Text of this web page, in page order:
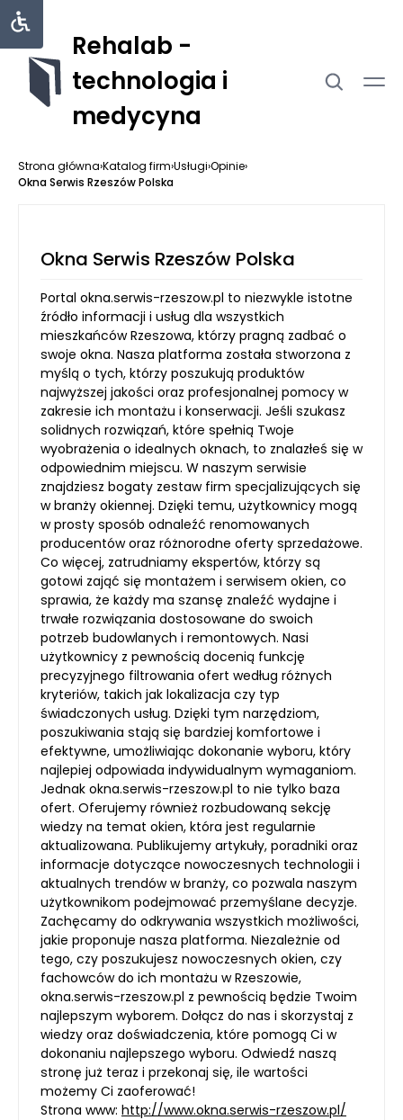
Rehalab -
technologia i
medycyna
Strona główna›Katalog firm›Usługi›Opinie›
Okna Serwis Rzeszów Polska
Okna Serwis Rzeszów Polska
Portal okna.serwis-rzeszow.pl to niezwykle istotne
źródło informacji i usług dla wszystkich
mieszkańców Rzeszowa, którzy pragną zadbać o
swoje okna. Nasza platforma została stworzona z
myślą o tych, którzy poszukują produktów
najwyższej jakości oraz profesjonalnej pomocy w
zakresie ich montażu i konserwacji. Jeśli szukasz
solidnych rozwiązań, które spełnią Twoje
wyobrażenia o idealnych oknach, to znalazłeś się w
odpowiednim miejscu. W naszym serwisie
znajdziesz bogaty zestaw firm specjalizujących się
w branży okiennej. Dzięki temu, użytkownicy mogą
w prosty sposób odnaleźć renomowanych
producentów oraz różnorodne oferty sprzedażowe.
Co więcej, zatrudniamy ekspertów, którzy są
gotowi zająć się montażem i serwisem okien, co
sprawia, że każdy ma szansę znaleźć wydajne i
trwałe rozwiązania dostosowane do swoich
potrzeb budowlanych i remontowych. Nasi
użytkownicy z pewnością docenią funkcję
precyzyjnego filtrowania ofert według różnych
kryteriów, takich jak lokalizacja czy typ
świadczonych usług. Dzięki tym narzędziom,
poszukiwania stają się bardziej komfortowe i
efektywne, umożliwiając dokonanie wyboru, który
najlepiej odpowiada indywidualnym wymaganiom.
Jednak okna.serwis-rzeszow.pl to nie tylko baza
ofert. Oferujemy również rozbudowaną sekcję
wiedzy na temat okien, która jest regularnie
aktualizowana. Publikujemy artykuły, poradniki oraz
informacje dotyczące nowoczesnych technologii i
aktualnych trendów w branży, co pozwala naszym
użytkownikom podejmować przemyślane decyzje.
Zachęcamy do odkrywania wszystkich możliwości,
jakie proponuje nasza platforma. Niezależnie od
tego, czy poszukujesz nowoczesnych okien, czy
fachowców do ich montażu w Rzeszowie,
okna.serwis-rzeszow.pl z pewnością będzie Twoim
najlepszym wyborem. Dołącz do nas i skorzystaj z
wiedzy oraz doświadczenia, które pomogą Ci w
dokonaniu najlepszego wyboru. Odwiedź naszą
stronę już teraz i przekonaj się, ile wartości
możemy Ci zaoferować!
Strona www: http://www.okna.serwis-rzeszow.pl/